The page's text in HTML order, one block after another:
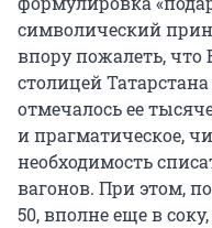
символический
впору пожалеть, что
столицей Татарстана
отмечалось ее
и прагматическое,
необходимость
вагонов. При этом,
50, вполне еще в